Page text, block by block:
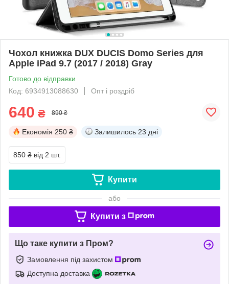
Чохол книжка DUX DUCIS Domo Series для
Apple iPad 9.7 (2017 / 2018) Gray
Готово до відправки
Код: 6934913088630
Опт і роздріб
640 ₴ 890 ₴
Економія 250 ₴ Залишилось 23 дні
850 ₴ від 2 шт.
Купити
або
Купити з
Що таке купити з Пром?
Замовлення під захистом
Доступна доставка